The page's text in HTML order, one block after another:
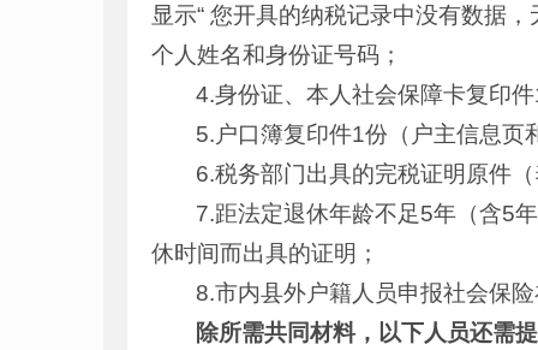
显示“ 您开具的纳税记录中没有数据
个人姓名和身份证号码；
4.身份证、本人社会保障卡复印
5.户口簿复印件1份（户主信息页
6.税务部门出具的完税证明原件
7.距法定退休年龄不足5年（含5
休时间而出具的证明；
8.市内县外户籍人员申报社会保
除所需共同材料，以下人员还需